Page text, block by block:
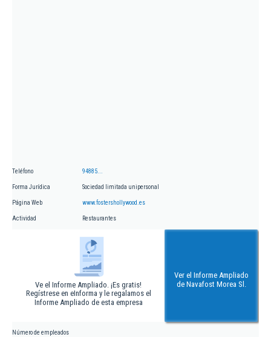
Teléfono 94885...
Forma Jurídica Sociedad limitada unipersonal
Página Web www.fostershollywood.es
Actividad Restaurantes
Ve el Informe Ampliado. ¡Es gratis!
Regístrese en eInforma y le regalamos el
Informe Ampliado de esta empresa
Ver el Informe Ampliado
de Navafost Morea Sl.
Número de empleados